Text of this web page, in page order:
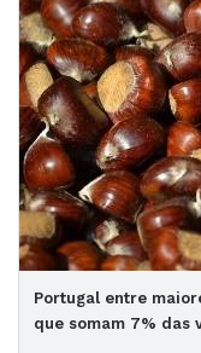
Portugal entre
que somam 7% das